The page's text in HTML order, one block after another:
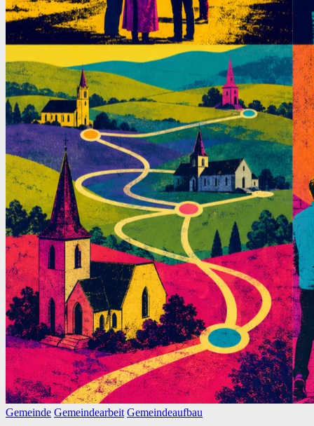
Posted
Gemeinde Gemeindearbeit Gemeindeaufbau